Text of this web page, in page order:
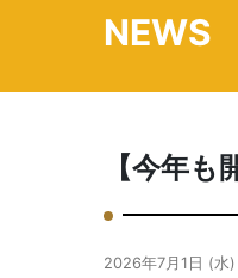
NEWS
【今年
2026年7月1日 (水)